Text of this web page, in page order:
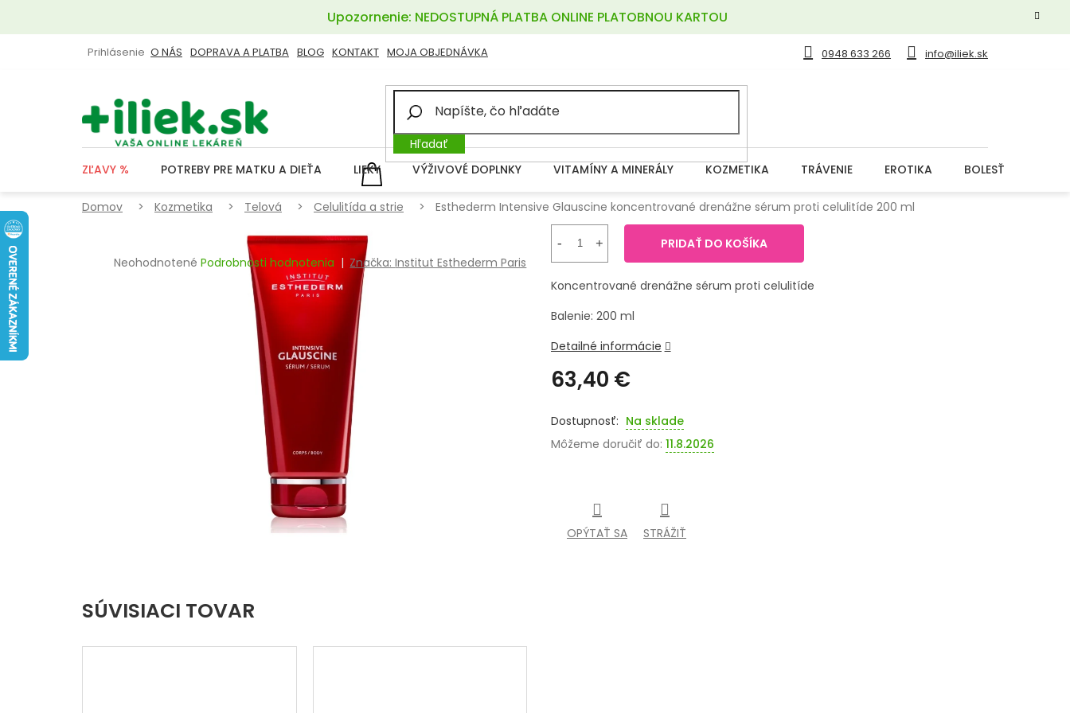
obsah
Upozornenie: NEDOSTUPNÁ PLATBA ONLINE PLATOBNOU KARTOU
0948 633 266 info@iliek.sk
O NÁS DOPRAVA A PLATBA BLOG KONTAKT MOJA OBJEDNÁVKA
Prihlásenie
Hľadať
NÁKUPNÝ
KOŠÍK
ZĽAVY % POTREBY PRE MATKU A DIEŤA LIEKY VÝŽIVOVÉ DOPLNKY VITAMÍNY A MINERÁLY KOZMETIKA TRÁVENIE EROTIKA BOLESŤ
Domov Kozmetika Telová Celulitída a strie Esthederm Intensive Glauscine koncentrované drenážne sérum proti celulitíde 200 ml
Priemerné
Neohodnotené Podrobnosti hodnotenia Značka:Institut Esthederm Paris
63,40 €
cena:
Na sklade
Môžeme doručiť do: 11.8.2026
PRIDAŤ DO KOŠÍKA
Koncentrované drenážne sérum proti celulitíde
Balenie: 200 ml
Detailné informácie
OPÝTAŤ SA STRÁŽIŤ
SÚVISIACI TOVAR